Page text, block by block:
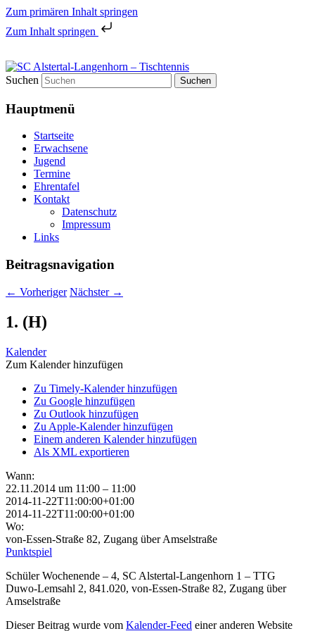
Zum primären Inhalt springen
Zum Inhalt springen
SC Alstertal-Langenhorn –
Tischtennis
Tischtennis in Hamburgs Norden
Suchen
Hauptmenü
Startseite
Erwachsene
Jugend
Termine
Ehrentafel
Kontakt
Datenschutz
Impressum
Links
Beitragsnavigation
← Vorheriger Nächster →
1. (H)
Kalender
Zum Kalender hinzufügen
Zu Timely-Kalender hinzufügen
Zu Google hinzufügen
Zu Outlook hinzufügen
Zu Apple-Kalender hinzufügen
Einem anderen Kalender hinzufügen
Als XML exportieren
Wann:
22.11.2014 um 11:00 – 11:00
2014-11-22T11:00:00+01:00
2014-11-22T11:00:00+01:00
Wo:
von-Essen-Straße 82, Zugang über Amselstraße
Punktspiel
Schüler Wochenende – 4, SC Alstertal-Langenhorn 1 – TTG
Duwo-Lemsahl 2, 841.020, von-Essen-Straße 82, Zugang über
Amselstraße
Dieser Beitrag wurde vom Kalender-Feed einer anderen Website